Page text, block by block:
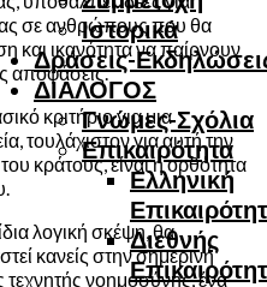
Ιστορικά
Δράσεις-
ΔΙΑΛΟΓΟΣ
Γνώμες-Σχόλια
Επικαιρότητα
Ελληνική
Διεθνής
σε ανθρώπους που θα
και ικανότητα να παίρνουν
αποφάσεις.
κριτήριο για μια
τουλάχιστον για αυτή την
κράτους, είναι η ορθότητα
λογική σκέψη, θα
κανείς στην σημερινή
τεχνητής νοημοσύνης, ένα